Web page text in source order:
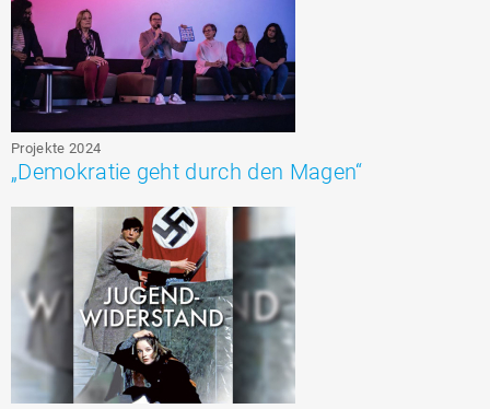
Projekte 2024
„Demokratie geht durch den Magen“